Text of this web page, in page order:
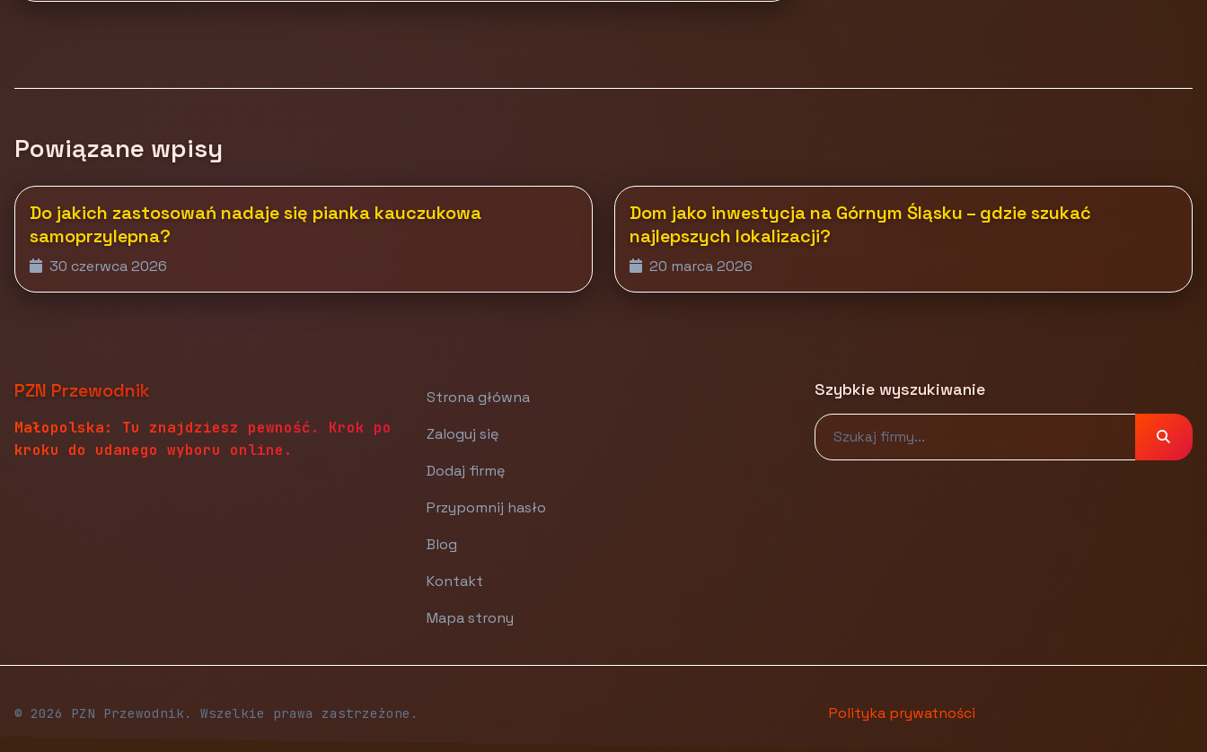
Powiązane wpisy
Do jakich zastosowań nadaje się pianka kauczukowa
samoprzylepna?
30 czerwca 2026
Dom jako inwestycja na Górnym Śląsku – gdzie szukać
najlepszych lokalizacji?
20 marca 2026
PZN Przewodnik
Małopolska: Tu znajdziesz pewność. Krok po
kroku do udanego wyboru online.
Strona główna
Zaloguj się
Dodaj firmę
Przypomnij hasło
Blog
Kontakt
Mapa strony
Szybkie wyszukiwanie
© 2026 PZN Przewodnik. Wszelkie prawa zastrzeżone. Polityka prywatności